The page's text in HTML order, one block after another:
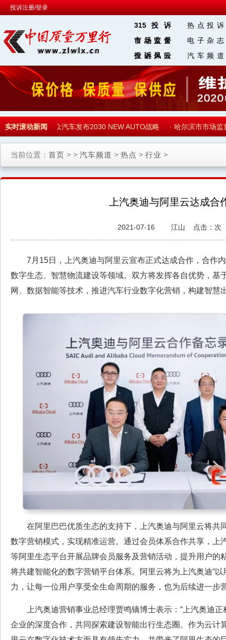
投诉注册/登录
315投诉
热点投诉
食品安全
市场监督
电子杂志
金融保险
投诉风云
汽车频道
区 块 链
实时滚动新闻
池电芯 ·大众汽车发布2030 NEW AUTO战略 哈尔滨市市场监
当前位置： 首页 > > 汽车频道 > 热点 > 行业 >
上汽奥迪与阿里云达成合
2021-07-16 江山 点击： 次
7月15日，上汽奥迪与阿里云宣布正式达成合作，合作
数字生态、智慧物流建设等领域。双方将发挥各自优势，基
网、数据智能等技术，推进汽车行业数字化营销，构建智慧
在阿里巴巴优质生态的支持下，上汽奥迪与阿里云将共
数字营销模式，实现精准运营。通过会员体系合作共享，上
等阿里生态平台开展品牌会员服务及营销活动，提升用户的
将共建智能化的数字营销平台体系。阿里云将为上汽奥迪“以
力，让每一位用户享受全生命周期的服务，也为后续进一步
上汽奥迪营销事业总经理贾鸣镝博士表示：“上汽奥迪
企业的深度合作，共同探索建设智能出行生态圈。作为云计